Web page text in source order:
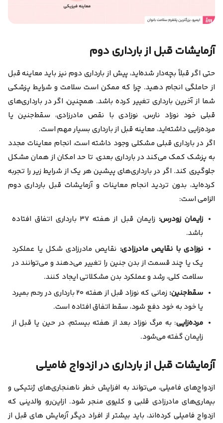
آزمایشات قبل از بارداری دوم
حتی اگر قبلاً بچه‌دار شده‌اید، پیش از بارداری دوم نیز باید معاینه قبل
از حاملگی انجام دهید. چرا که ممکن است سلامت و شرایط پزشکی
شما از آخرین بارداری تغییر کرده باشد. همچنین، اگر در بارداری‌های
قبلی خود نوزاد نارس، نوزادی با نقص مادرزادی، سقط‌جنین یا
مرده‌زایی داشته‌اید، معاینه قبل از بارداری بسیار مهم است.
اگر در بارداری قبلی مشکلی وجود داشته است، انجام معاینات مجدد
به پزشک کمک می‌کند در بارداری بعدی، تا حد امکان از همان مشکل
جلوگیری کند.اگر در بارداری‌های پیشین هر یک از شرایط زیر را تجربه
کرده‌اید، بدون تردید انجام معاینات و آزمایشات قبل بارداری دوم
الزامی است:
زایمان زودرس:
زایمان قبل از هفته ۳۷ بارداری اتفاق افتاده
باشد.
نوزادی با نقایص مادرزادی: نقایص مادرزادی شکل یا عملکرد
یک یا چند قسمت از بدن جنین را تغییر می‌دهند و می‌توانند در
سلامت کلی، رشد و عملکرد بدن مشکلاتی ایجاد کنند.
سقط‌جنین:
زمانی که نوزاد قبل از هفته ۲۰ بارداری در رحم بمیرد
یا خود به خود دفع شود، سقط اتفاق افتاده است.
مرده‌زایی: به مرگ نوزاد بعد از هفته بیستم، در حین یا قبل از
زایمان گفته می‌شود.
آزمایشات قبل از بارداری در ازدواج فامیلی
ازدواج‌های فامیلی، می‌تواند به افزایش خطر ناهنجاری‌های ژنتیکی و
بیماری‌های مادرزادی قلبی و کلیوی منجر شود. از‌این‌رو، والدینی که
ازدواج فامیلی کرده‌اند، باید بیشتر از افراد دیگر آزمایش‌ های قبل از